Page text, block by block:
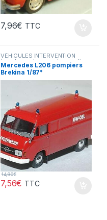
7,96€ TTC
VÉHICULES INTERVENTION
(gendarmerie, pompiers, police,
ambulance..)
Mercedes L206 pompiers
Brekina 1/87°
7,56€
14,90€
TTC